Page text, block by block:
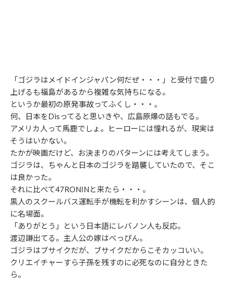
「ゴジラはメイドインジャパン何だぜ・・・」と受付で盛り
上げるも福島があるから複雑な気持ちになる。
というか最初の原発事故ってふくし・・・。
何、日本をDisってると思いきや、広島原爆の話もでる。
アメリカ人って馬鹿でしょ。ヒーローには憧れるが、現実は
そうはいかない。
たかが映画だけど、お決まりのパターンには考えてしまう。
ゴジラは、ちゃんと日本のゴジラを踏襲していたので、そこ
は良かった。
それに比べて47RONINと来たら・・・。
黒人のスクールバス運転手が機転を利かすシーンは、個人的
に名場面。
「ありがとう」という日本語にレバノン人も反応。
渡辺謙出てる。主人公の嫁はべっぴん。
ゴジラはブサイクだが、ブサイクだからこそカッコいい。
クリエイチャーすら子孫を残すのに必死なのに自分ときた
ら。